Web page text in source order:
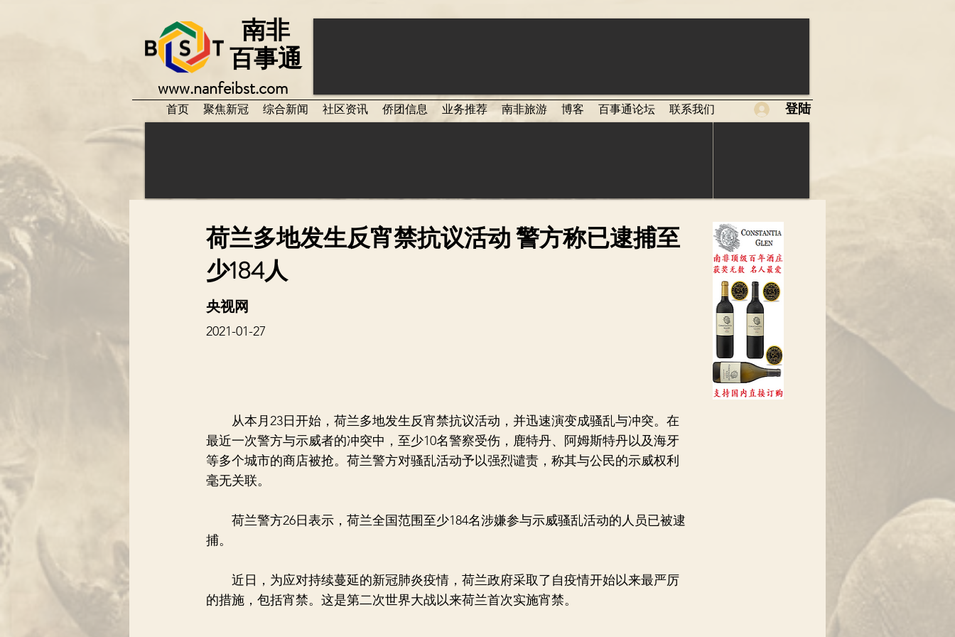
www.nanfeibst.com
百事通
南非
登陆
首页 聚焦新冠 综合新闻 社区资讯 侨团信息 业务推荐 南非旅游 博客 百事通论坛 联系我们
荷兰多地发生反宵禁抗议活动 警方称已逮捕至
少184人
央视网
2021-01-27
从本月23日开始，荷兰多地发生反宵禁抗议活动，并迅速演变成骚乱与冲突。在
最近一次警方与示威者的冲突中，至少10名警察受伤，鹿特丹、阿姆斯特丹以及海牙
等多个城市的商店被抢。荷兰警方对骚乱活动予以强烈谴责，称其与公民的示威权利
毫无关联。
荷兰警方26日表示，荷兰全国范围至少184名涉嫌参与示威骚乱活动的人员已被逮
捕。
近日，为应对持续蔓延的新冠肺炎疫情，荷兰政府采取了自疫情开始以来最严厉
的措施，包括宵禁。这是第二次世界大战以来荷兰首次实施宵禁。